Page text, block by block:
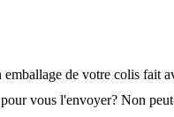
emballage de votre colis fait
vous l'envoyer? Non